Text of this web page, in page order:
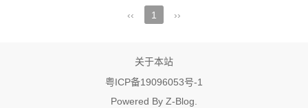
‹‹ 1 ››
关于本站
粤ICP备19096053号-1
Powered By Z-Blog